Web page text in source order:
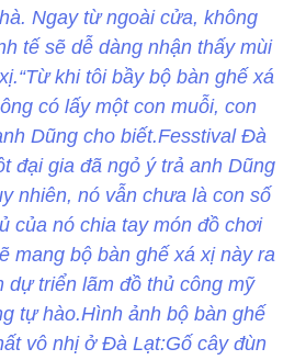
Ngay từ ngoài cửa, không
tế sẽ dễ dàng nhận thấy mùi
khi tôi bầy bộ bàn ghế xá
có lấy một con muỗi, con
Dũng cho biết.Fesstival Đà
đại gia đã ngỏ ý trả anh Dũng
nhiên, nó vẫn chưa là con số
của nó chia tay món đồ chơi
mang bộ bàn ghế xá xị này ra
dự triển lãm đồ thủ công mỹ
tự hào.Hình ảnh bộ bàn ghế
vô nhị ở Đà Lạt:Gố cây đùn